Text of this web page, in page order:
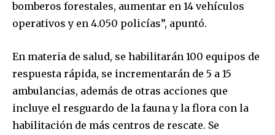
bomberos forestales, aumentar en 14 vehículos
operativos y en 4.050 policías”, apuntó.
En materia de salud, se habilitarán 100 equipos de
respuesta rápida, se incrementarán de 5 a 15
ambulancias, además de otras acciones que
incluye el resguardo de la fauna y la flora con la
habilitación de más centros de rescate. Se